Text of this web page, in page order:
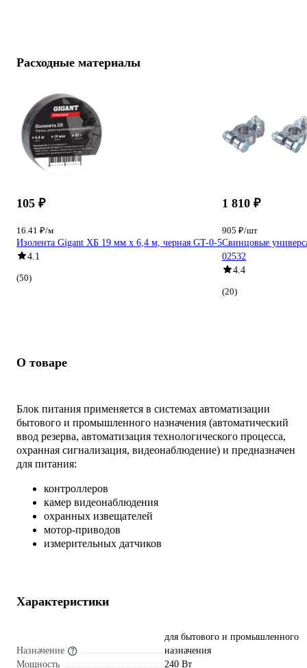
Расходные материалы
105 ₽
16.41 ₽/м
Изолента Gigant ХБ 19 мм х 6,4 м, черная GT-0-5
4.1
(50)
1 810 ₽
905 ₽/шт
Свинцовые
02532
4.4
(20)
О товаре
Блок питания применяется в системах автоматизации
бытового и промышленного назначения (автоматический
ввод резерва, автоматизация технологического процесса,
охранная сигнализация, видеонаблюдение) и предназначен
для питания:
контроллеров
камер видеонаблюдения
охранных извещателей
мотор-приводов
измерительных датчиков
Характеристики
Назначение
для бытового и промышленного
назначения
Мощность
240 Вт